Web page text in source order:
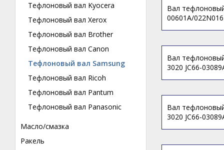
Тефлоновый вал Kyocera
Тефлоновый вал Xerox
Тефлоновый вал Brother
Тефлоновый вал Canon
Тефлоновый вал Samsung
Тефлоновый вал Ricoh
Тефлоновый вал Pantum
Тефлоновый вал Panasonic
Масло/смазка
Ракель
Вал
00601A/
Вал
3020 JC66-
Вал
3020 JC66-